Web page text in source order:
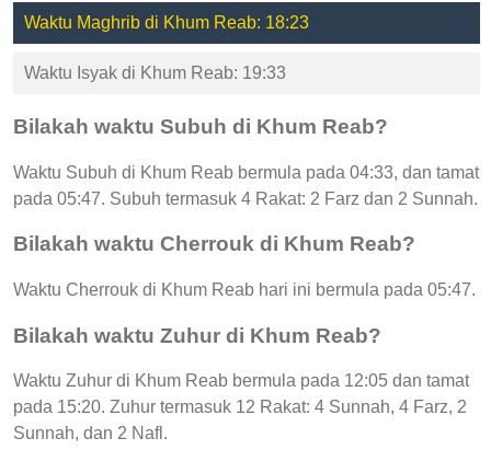
Waktu Maghrib di Khum Reab: 18:23
Waktu Isyak di Khum Reab: 19:33
Bilakah waktu Subuh di Khum Reab?
Waktu Subuh di Khum Reab bermula pada 04:33, dan tamat
pada 05:47. Subuh termasuk 4 Rakat: 2 Farz dan 2 Sunnah.
Bilakah waktu Cherrouk di Khum Reab?
Waktu Cherrouk di Khum Reab hari ini bermula pada 05:47.
Bilakah waktu Zuhur di Khum Reab?
Waktu Zuhur di Khum Reab bermula pada 12:05 dan tamat
pada 15:20. Zuhur termasuk 12 Rakat: 4 Sunnah, 4 Farz, 2
Sunnah, dan 2 Nafl.